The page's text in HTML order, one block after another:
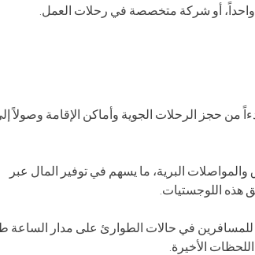
أو شركة متخصصة في رحلات العمل.
من حجز الرحلات الجوية وأماكن الإقامة وصولاً
والمواصلات البرية، ما يسهم في توفير المال عبر
هذه اللوجستيات.
للمسافرين في حالات الطوارئ على مدار الساعة
الأخيرة.